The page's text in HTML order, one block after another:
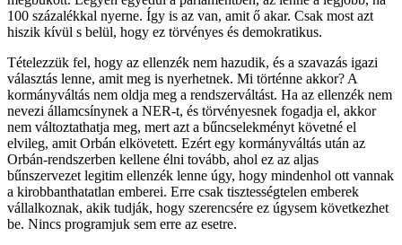
100 százalékkal nyerne. Így is az van, amit ő akar. Csak most azt
hiszik kívül s belül, hogy ez törvényes és demokratikus.
Tételezzük fel, hogy az ellenzék nem hazudik, és a szavazás igazi
választás lenne, amit meg is nyerhetnek. Mi történne akkor? A
kormányváltás nem oldja meg a rendszerváltást. Ha az ellenzék nem
nevezi államcsínynek a NER-t, és törvényesnek fogadja el, akkor
nem változtathatja meg, mert azt a bűncselekményt követné el
elvileg, amit Orbán elkövetett. Ezért egy kormányváltás után az
Orbán-rendszerben kellene élni tovább, ahol ez az aljas
bűnszervezet legitim ellenzék lenne úgy, hogy mindenhol ott vannak
a kirobbanthatatlan emberei. Erre csak tisztességtelen emberek
vállalkoznak, akik tudják, hogy szerencsére ez úgysem következhet
be. Nincs programjuk sem erre az esetre.